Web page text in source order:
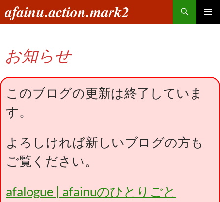
ン
へ
ス
キ
プ
afainu.action.mark2
索
お知らせ
このブログの更新は終了していま
す。
よろしければ新しいブログの方も
ご覧ください。
afalogue | afainuのひとりごと